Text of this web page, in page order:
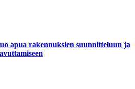
apua rakennuksien suunnitteluun ja